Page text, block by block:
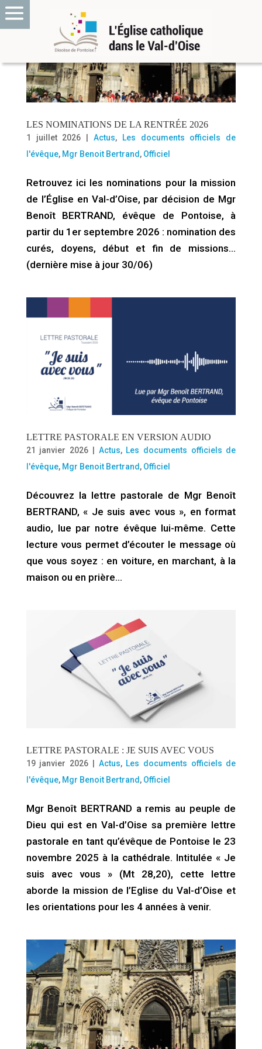
LES NOMINATIONS DE LA RENTRÉE 2026
1 juillet 2026 |Actus, Les documents officiels de
l'évêque, Mgr Benoit Bertrand, Officiel
Retrouvez ici les nominations pour la mission
de l’Église en Val-d’Oise, par décision de Mgr
Benoît BERTRAND, évêque de Pontoise, à
partir du 1er septembre 2026 : nomination des
curés, doyens, début et fin de missions…
(dernière mise à jour 30/06)
LETTRE PASTORALE EN VERSION AUDIO
21 janvier 2026 Actus, Les documents officiels de
l'évêque, Mgr Benoit Bertrand , Officiel
Découvrez la lettre pastorale de Mgr Benoît
BERTRAND, « Je suis avec vous », en format
audio, lue par notre évêque lui-même. Cette
lecture vous permet d’écouter le message où
que vous soyez : en voiture, en marchant, à la
maison ou en prière…
LETTRE PASTORALE : JE SUIS AVEC VOUS
19 janvier 2026 Actus, Les documents officiels de
l'évêque, Mgr Benoit Bertrand , Officiel
Mgr Benoît BERTRAND a remis au peuple de
Dieu qui est en Val-d’Oise sa première lettre
pastorale en tant qu’évêque de Pontoise le 23
novembre 2025 à la cathédrale. Intitulée « Je
suis avec vous » (Mt 28,20), cette lettre
aborde la mission de l’Eglise du Val-d’Oise et
les orientations pour les 4 années à venir.